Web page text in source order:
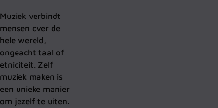
Muziek verbindt
mensen over de
hele wereld,
ongeacht taal of
etniciteit. Zelf
muziek maken is
een unieke manier
om jezelf te uiten.